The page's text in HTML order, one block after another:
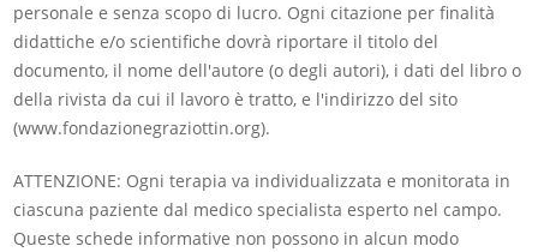
personale e senza scopo di lucro. Ogni citazione per finalità
didattiche e/o scientifiche dovrà riportare il titolo del
documento, il nome dell'autore (o degli autori), i dati del libro o
della rivista da cui il lavoro è tratto, e l'indirizzo del sito
(www.fondazionegraziottin.org).
ATTENZIONE: Ogni terapia va individualizzata e monitorata in
ciascuna paziente dal medico specialista esperto nel campo.
Queste schede informative non possono in alcun modo